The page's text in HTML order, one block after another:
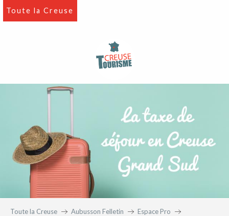
Aller
Toute la Creuse
Toute la Creuse Aubusson Felletin
Espace Pro